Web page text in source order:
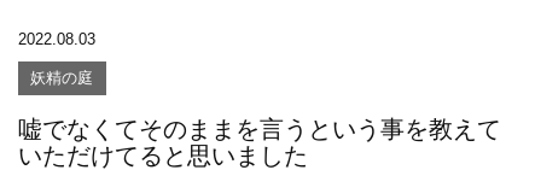
2022.08.03
妖精の庭
嘘でなくてそのままを言うという事を教えて
いただけてると思いました